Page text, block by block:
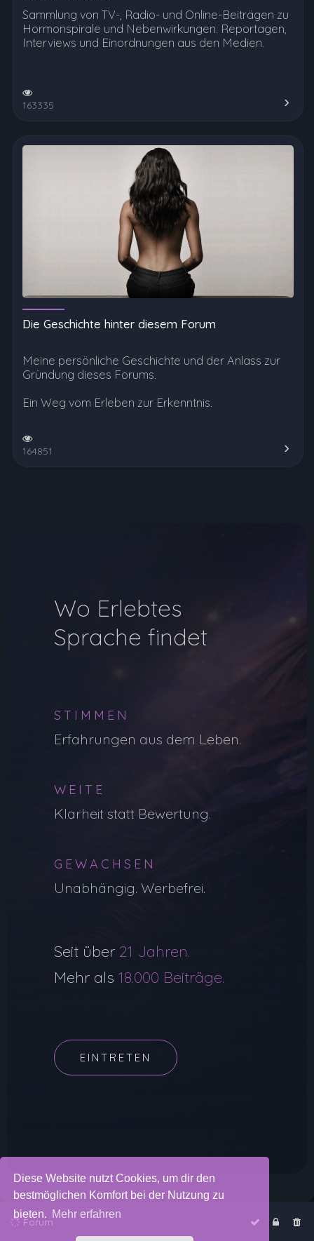
Diese Website nutzt Cookies, um dir den
bestmöglichen Komfort bei der Nutzung zu
bieten. Mehr erfahren
Sammlung von TV-, Radio- und Online-Beiträgen zu
Hormonspirale und Nebenwirkungen. Reportagen,
Interviews und Einordnungen aus den Medien.
163335
Die Geschichte hinter diesem Forum
Meine persönliche Geschichte und der Anlass zur
Gründung dieses Forums.
Ein Weg vom Erleben zur Erkenntnis.
164851
Wo Erlebtes
Sprache findet
STIMMEN
Erfahrungen aus dem Leben.
WEITE
Klarheit statt Bewertung.
GEWACHSEN
Unabhängig. Werbefrei.
Seit über 21 Jahren.
Mehr als 18.000 Beiträge.
EINTRETEN
Forum